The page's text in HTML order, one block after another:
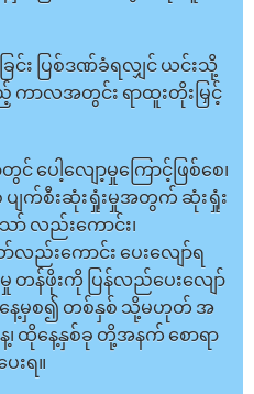
ြင်း ပြစ်ဒဏ်ခံရလျှင် ယင်းသို့
ကာလအတွင်း ရာထူးတိုးမြှင့်
ပေါ့လျော့မှုကြောင့်ဖြစ်စေ၊
ပျက်စီးဆုံးရှုံးမှုအတွက် ဆုံးရှုံး
လည်းကောင်း၊
းကောင်း ပေးလျော်ရ
တန်ဖိုးကို ပြန်လည်ပေးလျော်
ေ့မှစ၍ တစ်နှစ် သို့မဟုတ် အ
၊ ထိုနေ့နှစ်ခု တို့အနက် စောရာ
းရ။